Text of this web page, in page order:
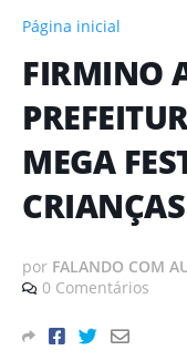
Página inicial
FIRMINO
MEGA
por FALANDO COM
0 Comentários